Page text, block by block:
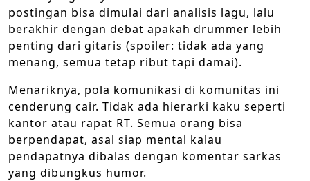
postingan bisa dimulai dari analisis lagu, lalu
berakhir dengan debat apakah drummer lebih
penting dari gitaris (spoiler: tidak ada yang
menang, semua tetap ribut tapi damai).
Menariknya, pola komunikasi di komunitas ini
cenderung cair. Tidak ada hierarki kaku seperti
kantor atau rapat RT. Semua orang bisa
berpendapat, asal siap mental kalau
pendapatnya dibalas dengan komentar sarkas
yang dibungkus humor.